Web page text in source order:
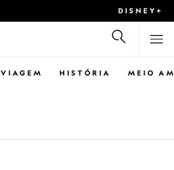
DISNEY+
VIAGEM HISTÓRIA MEIO